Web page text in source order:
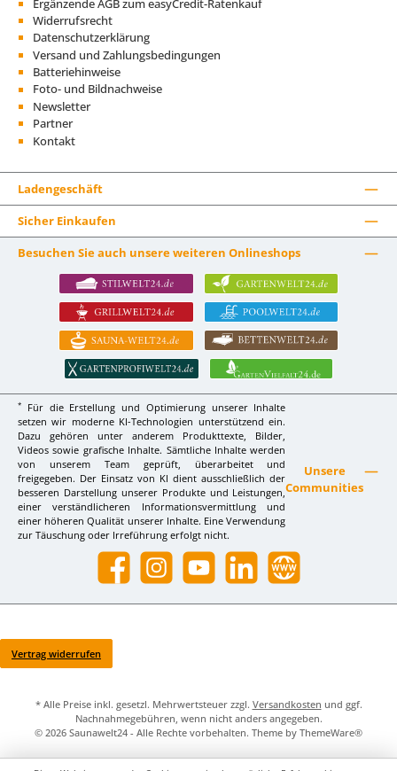
Ergänzende AGB zum easyCredit-Ratenkauf
Widerrufsrecht
Datenschutzerklärung
Versand und Zahlungsbedingungen
Batteriehinweise
Foto- und Bildnachweise
Newsletter
Partner
Kontakt
Ladengeschäft
Sicher Einkaufen
Besuchen Sie auch unsere weiteren Onlineshops
*
Für die Erstellung und Optimierung unserer Inhalte
setzen wir moderne KI-Technologien unterstützend ein.
Dazu gehören unter anderem Produkttexte, Bilder,
Videos sowie grafische Inhalte. Sämtliche Inhalte werden
von unserem Team geprüft, überarbeitet und
freigegeben. Der Einsatz von KI dient ausschließlich der
besseren Darstellung unserer Produkte und Leistungen,
einer verständlicheren Informationsvermittlung und
einer höheren Qualität unserer Inhalte. Eine Verwendung
zur Täuschung oder Irreführung erfolgt nicht.
Unsere
Communities
Facebook InstagramYouTube LinkedIn Website
Vertrag widerrufen
* Alle Preise inkl. gesetzl. Mehrwertsteuer zzgl. Versandkosten und ggf.
Nachnahmegebühren, wenn nicht anders angegeben.
© 2026 Saunawelt24 - Alle Rechte vorbehalten. Theme by ThemeWare®